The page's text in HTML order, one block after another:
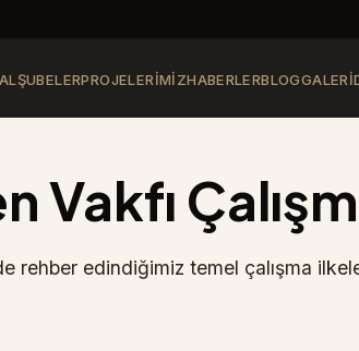
ŞUBELERPROJELERIMIZHABERLERBLOGGALERI
Vakfı
rehber edindiğimiz temel çalışma